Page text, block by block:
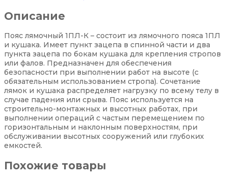
Описание
Пояс лямочный 1ПЛ-К – состоит из лямочного пояса 1ПЛ
и кушака. Имеет пункт зацепа в спинной части и два
пункта зацепа по бокам кушака для крепления стропов
или фалов. Предназначен для обеспечения
безопасности при выполнении работ на высоте (с
обязательным использованием стропа). Сочетание
лямок и кушака распределяет нагрузку по всему телу в
случае падения или срыва. Пояс используется на
строительно-монтажных и высотных работах, при
выполнении операций с частым перемещением по
горизонтальным и наклонным поверхностям, при
обслуживании высотных сооружений или глубоких
емкостей.
Похожие товары